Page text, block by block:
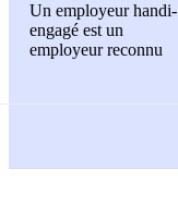
Un employeur handi-
engagé est un
employeur reconnu